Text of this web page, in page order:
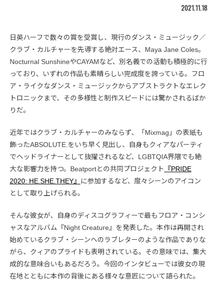
2021.11.18
日英ハーフで数々の賞を受賞し、現行のダンス・ミュージック／
クラブ・カルチャーを先導する絶対エース、Maya Jane Coles。
Nocturnal SunshineやCAYAMなど、別名義での活動も積極的に行
っており、いずれの作品も素晴らしい完成度を誇っている。フロ
ア・ライクなダンス・ミュージックからアブストラクトなエレク
トロニックまで、その多様性と制作スピードには驚かされるばか
りだ。
近年ではクラブ・カルチャーのみならず、「Mixmag」の表紙も
飾ったABSOLUTE.をいち早く見出し、自身もクィアなパーティ
でヘッドライナーとして抜擢されるなど、LGBTQIA界隈でも絶
大な影響力を持つ。Beatportとの共同プロジェクト
『PRIDE
2020: HE.SHE.THEY』
に参加するなど、度々シーンのアイコン
として取り上げられる。
そんな彼女が、自身のディスコグラフィーで最もフロア・コンシ
ャスなアルバム『Night Creature』を発表した。本作は再開され
始めているクラブ・シーンへのラブレターのような作品でありな
がら、クィアのプライドも表明されている。その意味では、集大
成的な意味合いもあるだろう。今回のインタビューでは彼女の現
在地とともに本作の背後にある様々な意匠について語られた。